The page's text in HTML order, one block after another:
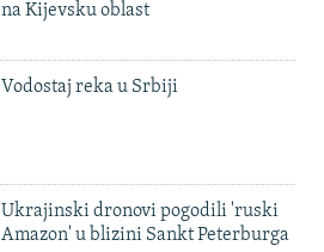
na Kijevsku oblast
Vodostaj reka u Srbiji
Ukrajinski dronovi pogodili 'ruski
Amazon' u blizini Sankt Peterburga